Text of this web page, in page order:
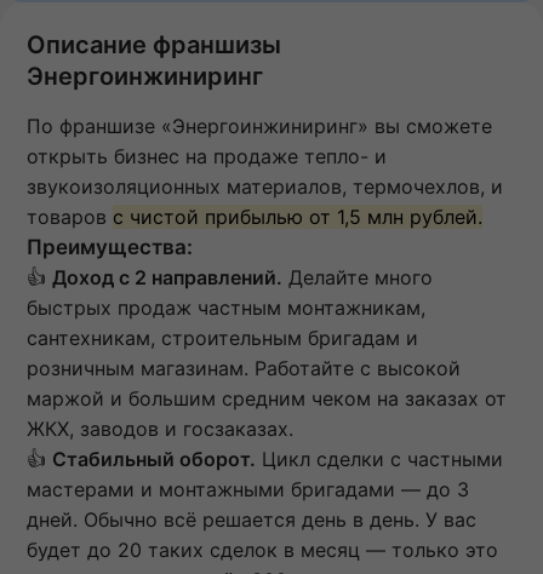
Описание франшизы
Энергоинжиниринг
По франшизе «Энергоинжиниринг» вы сможете
открыть бизнес на продаже тепло- и
звукоизоляционных материалов, термочехлов, и
товаров с чистой прибылью от 1,5 млн рублей.
Преимущества:
👍 Доход с 2 направлений. Делайте много
быстрых продаж частным монтажникам,
сантехникам, строительным бригадам и
розничным магазинам. Работайте с высокой
маржой и большим средним чеком на заказах от
ЖКХ, заводов и госзаказах.
👍 Стабильный оборот. Цикл сделки с частными
мастерами и монтажными бригадами — до 3
дней. Обычно всё решается день в день. У вас
будет до 20 таких сделок в месяц — только это